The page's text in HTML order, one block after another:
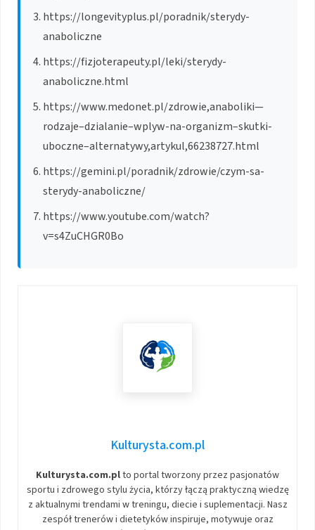
https://longevityplus.pl/poradnik/sterydy-
anaboliczne
https://fizjoterapeuty.pl/leki/sterydy-
anaboliczne.html
https://www.medonet.pl/zdrowie,anaboliki—
rodzaje–dzialanie–wplyw-na-organizm–skutki-
uboczne–alternatywy,artykul,66238727.html
https://gemini.pl/poradnik/zdrowie/czym-sa-
sterydy-anaboliczne/
https://www.youtube.com/watch?
v=s4ZuCHGR0Bo
Kulturysta.com.pl
Kulturysta.com.plto portal tworzony przez pasjonatów
sportu i zdrowego stylu życia, którzy łączą praktyczną wiedzę
z aktualnymi trendami w treningu, diecie i suplementacji. Nasz
zespół trenerów i dietetyków inspiruje, motywuje oraz